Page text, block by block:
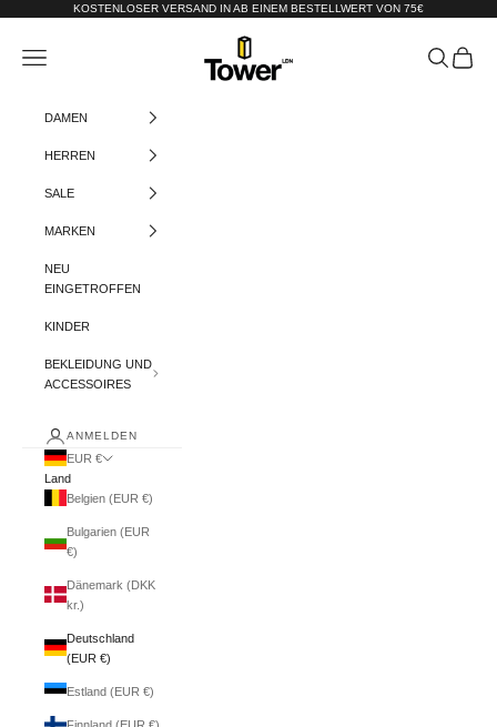
Zum Inhalt springenKOSTENLOSER VERSAND IN AB EINEM BESTELLWERT VON 75€
Tower-London.De
Menü Suchen
DAMEN
HERREN
SALE
MARKEN
NEU
EINGETROFFEN
KINDER
BEKLEIDUNG UND
ACCESSOIRES
ANMELDEN
EUR €
Land
Belgien (EUR €)
Bulgarien (EUR
€)
Dänemark (DKK
kr.)
Deutschland
(EUR €)
Estland (EUR €)